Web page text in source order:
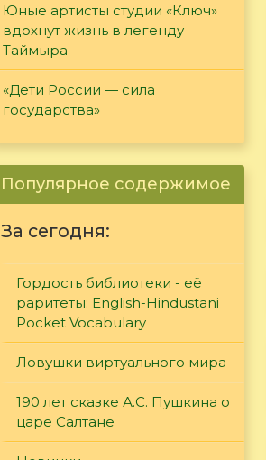
Юные артисты студии «Ключ»
вдохнут жизнь в легенду
Таймыра
«Дети России — сила
государства»
Популярное содержимое
За сегодня:
Гордость библиотеки - её
раритеты: English-Hindustani
Pocket Vocabulary
Ловушки виртуального мира
190 лет сказке А.С. Пушкина о
царе Салтане